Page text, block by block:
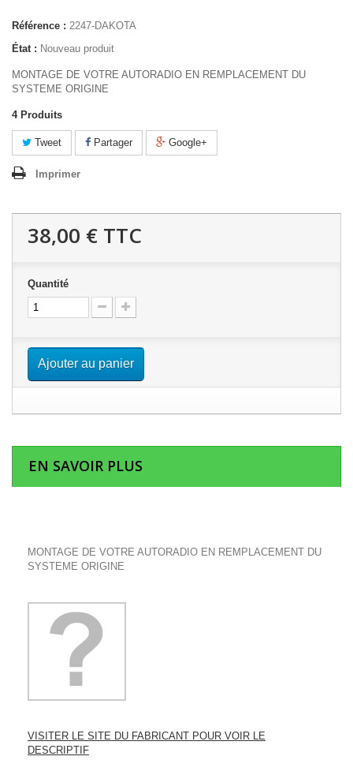
Référence : 2247-DAKOTA
État : Nouveau produit
MONTAGE DE VOTRE AUTORADIO EN REMPLACEMENT DU
SYSTEME ORIGINE
4 Produits
Tweet Partager Google+
Imprimer
38,00 € TTC
Quantité
Ajouter au panier
EN SAVOIR PLUS
MONTAGE DE VOTRE AUTORADIO EN REMPLACEMENT DU
SYSTEME ORIGINE
VISITER LE SITE DU FABRICANT POUR VOIR LE
DESCRIPTIF